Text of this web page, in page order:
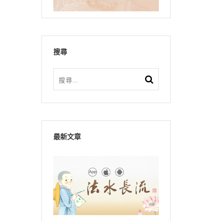
搜尋
最新文章